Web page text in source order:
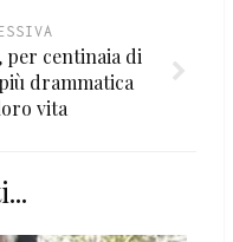
per centinaia di
drammatica
vita